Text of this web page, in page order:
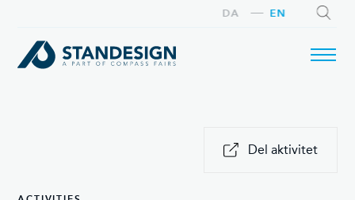
DA EN
Del aktivitet